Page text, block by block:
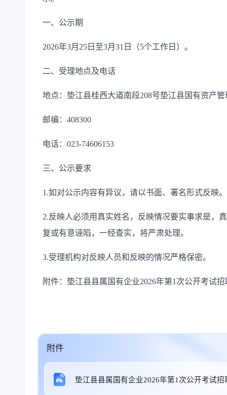
一、公示期
2026年3月25日至3月31日（5个工作日）。
二、受理地点及电话
地点：垫江县桂西大道南段208号垫江县国有资产
邮编：408300
电话：023-74606153
三、公示要求
1.如对公示内容有异议，请以书面、署名形式反映。
2.反映人必须用真实姓名，反映情况要实事求是，
复或有意诬陷，一经查实，将严肃处理。
3.受理机构对反映人员和反映的情况严格保密。
附件：垫江县县属国有企业2026年第1次公开考试招
附件
垫江县县属国有企业2026年第1次公开考试